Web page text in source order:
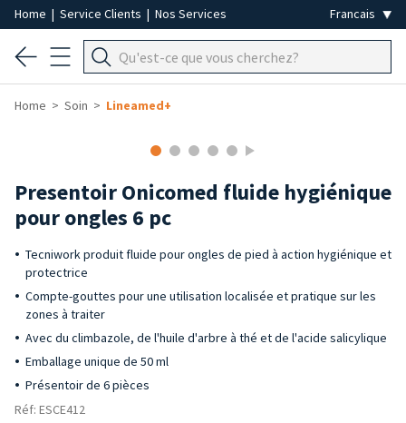
Home | Service Clients | Nos Services
Home Soin Lineamed+
Presentoir Onicomed fluide hygiénique
pour ongles 6 pc
Tecniwork produit fluide pour ongles de pied à action hygiénique et
protectrice
Compte-gouttes pour une utilisation localisée et pratique sur les
zones à traiter
Avec du climbazole, de l'huile d'arbre à thé et de l'acide salicylique
Emballage unique de 50 ml
Présentoir de 6 pièces
Réf: ESCE412